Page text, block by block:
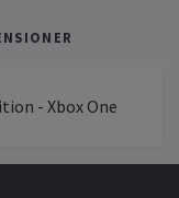
- Xbox One